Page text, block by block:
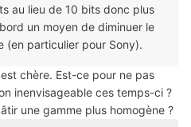
au lieu de 10 bits donc plus
un moyen de diminuer le
(en particulier pour Sony).
chère. Est-ce pour ne pas
inenvisageable ces temps-ci ?
une gamme plus homogène ?